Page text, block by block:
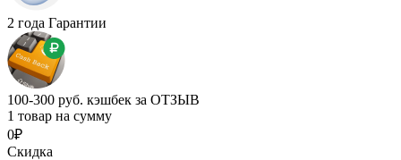
2 года Гарантии
100-300 руб. кэшбек за ОТЗЫВ
1 товар на сумму
0₽
Скидка